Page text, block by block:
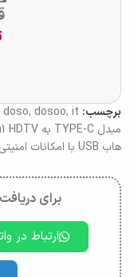
برچسب: doso, dosoo, it
مبدل TYPE-C به 4in1 HDTV
هاب USB با امکانات امنیتی برای محافظت از داده‌ها
برای
ارتباط در